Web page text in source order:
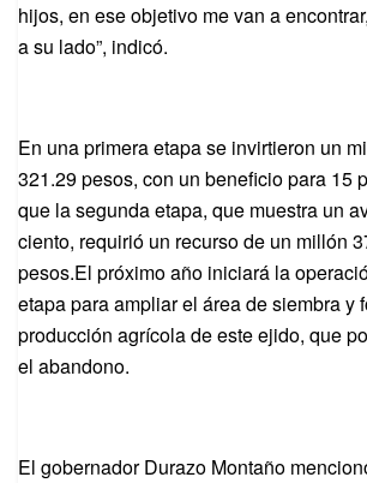
hijos, en ese objetivo me van a
a su lado”, indicó.
En una primera etapa se invirtieron un
321.29 pesos, con un beneficio para 15
que la segunda etapa, que muestra un
ciento, requirió un recurso de un millón
pesos.El próximo año iniciará la
etapa para ampliar el área de siembra y
producción agrícola de este ejido, que
el abandono.
El gobernador Durazo Montaño